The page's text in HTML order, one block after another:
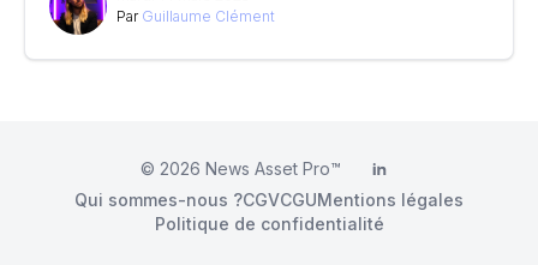
Par Guillaume Clément
© 2026 News Asset Pro™ LinkedIn
Qui sommes-nous ?CGVCGUMentions légales
Politique de confidentialité